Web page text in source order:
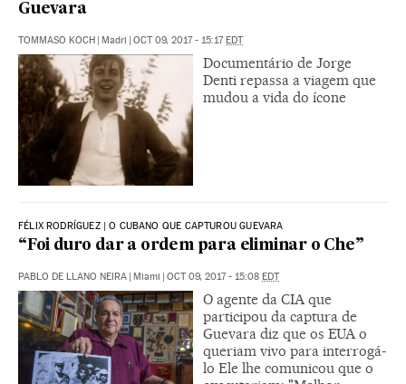
Guevara
TOMMASO KOCH | Madri | OCT 09, 2017 - 15:17EDT
Documentário de Jorge
Denti repassa a viagem que
mudou a vida do ícone
FÉLIX RODRÍGUEZ | O CUBANO QUE CAPTUROU GUEVARA
“Foi duro dar a ordem para eliminar o Che”
PABLO DE LLANO NEIRA | Miami | OCT 09, 2017 - 15:08 EDT
O agente da CIA que
participou da captura de
Guevara diz que os EUA o
queriam vivo para interrogá-
lo Ele lhe comunicou que o